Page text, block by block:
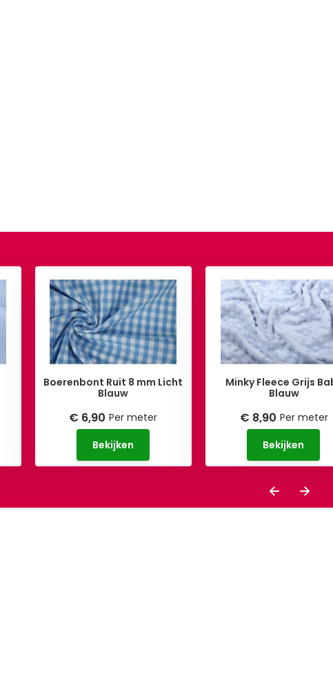
Boerenbont Ruit 8 mm Licht
Blauw
€ 6,90 Per meter
Bekijken
Minky Fleece Grijs
Blauw
€ 8,90 Per meter
Bekijken